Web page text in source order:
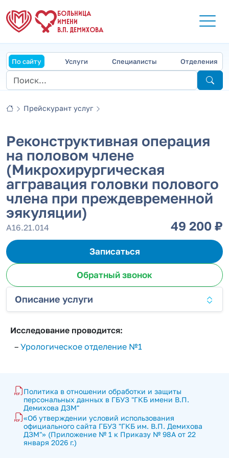
БОЛЬНИЦА
ИМЕНИ
В.П. ДЕМИХОВА
По сайту Услуги Специалисты Отделения
Прейскурант услуг
Реконструктивная операция
на половом члене
(Микрохирургическая
аггравация головки полового
члена при преждевременной
эякуляции)
А16.21.014 49 200 ₽
Записаться
Обратный звонок
Описание услуги
Исследование проводится:
– Урологическое отделение №1
Политика в отношении обработки и защиты
персональных данных в ГБУЗ "ГКБ имени В.П.
Демихова ДЗМ"
«Об утверждении условий использования
официального сайта ГБУЗ "ГКБ им. В.П. Демихова
ДЗМ"» (Приложение № 1 к Приказу № 98А от 22
января 2026 г.)